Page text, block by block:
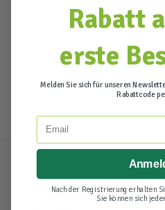
Beleuchtung & Elektra
Rabatt
erste
Melden Sie sich für unseren
Rabattcode
Email
Nach der Registrierung erhalten
Sie können sich